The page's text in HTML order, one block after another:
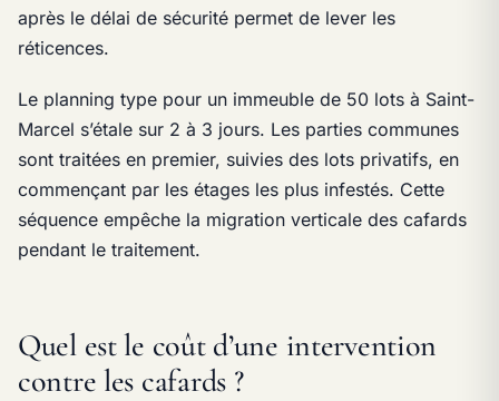
après le délai de sécurité permet de lever les
réticences.
Le planning type pour un immeuble de 50 lots à Saint-
Marcel s’étale sur 2 à 3 jours. Les parties communes
sont traitées en premier, suivies des lots privatifs, en
commençant par les étages les plus infestés. Cette
séquence empêche la migration verticale des cafards
pendant le traitement.
Quel est le coût d’une intervention
contre les cafards ?